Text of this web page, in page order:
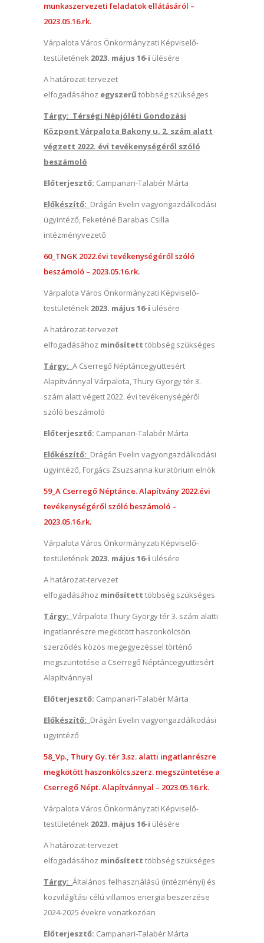
munkaszervezeti feladatok ellátásáról –
2023.05.16.rk.
Várpalota Város Önkormányzati Képviselő-
testületének 2023. május 16-i ülésére
A határozat-tervezet
elfogadásához egyszerű többség szükséges
Tárgy: Térségi Népjóléti Gondozási
Központ Várpalota Bakony u. 2. szám alatt
végzett 2022. évi tevékenységéről szóló
beszámoló
Előterjesztő: Campanari-Talabér Márta
Előkészítő: Drágán Evelin vagyongazdálkodási
ügyintéző, Feketéné Barabas Csilla
intézményvezető
60_TNGK 2022.évi tevékenységéről szóló
beszámoló – 2023.05.16.rk.
Várpalota Város Önkormányzati Képviselő-
testületének 2023. május 16-i ülésére
A határozat-tervezet
elfogadásához minősített többség szükséges
Tárgy: A Cserregő Néptáncegyüttesért
Alapítvánnyal Várpalota, Thury György tér 3.
szám alatt végett 2022. évi tevékenységéről
szóló beszámoló
Előterjesztő: Campanari-Talabér Márta
Előkészítő: Drágán Evelin vagyongazdálkodási
ügyintéző, Forgács Zsuzsanna kuratórium elnök
59_A Cserregő Néptánce. Alapítvány 2022.évi
tevékenységéről szóló beszámoló –
2023.05.16.rk.
Várpalota Város Önkormányzati Képviselő-
testületének 2023. május 16-i ülésére
A határozat-tervezet
elfogadásához minősített többség szükséges
Tárgy: Várpalota Thury György tér 3. szám alatti
ingatlanrészre megkötött haszonkölcsön
szerződés közös megegyezéssel történő
megszüntetése a Cserregő Néptáncegyüttesért
Alapítvánnyal
Előterjesztő: Campanari-Talabér Márta
Előkészítő: Drágán Evelin vagyongazdálkodási
ügyintéző
58_Vp., Thury Gy. tér 3.sz. alatti ingatlanrészre
megkötött haszonkölcs.szerz. megszüntetése a
Cserregő Népt. Alapítvánnyal – 2023.05.16.rk.
Várpalota Város Önkormányzati Képviselő-
testületének 2023. május 16-i ülésére
A határozat-tervezet
elfogadásához minősített többség szükséges
Tárgy: Általános felhasználású (intézményi) és
közvilágítási célú villamos energia beszerzése
2024-2025 évekre vonatkozóan
Előterjesztő: Campanari-Talabér Márta